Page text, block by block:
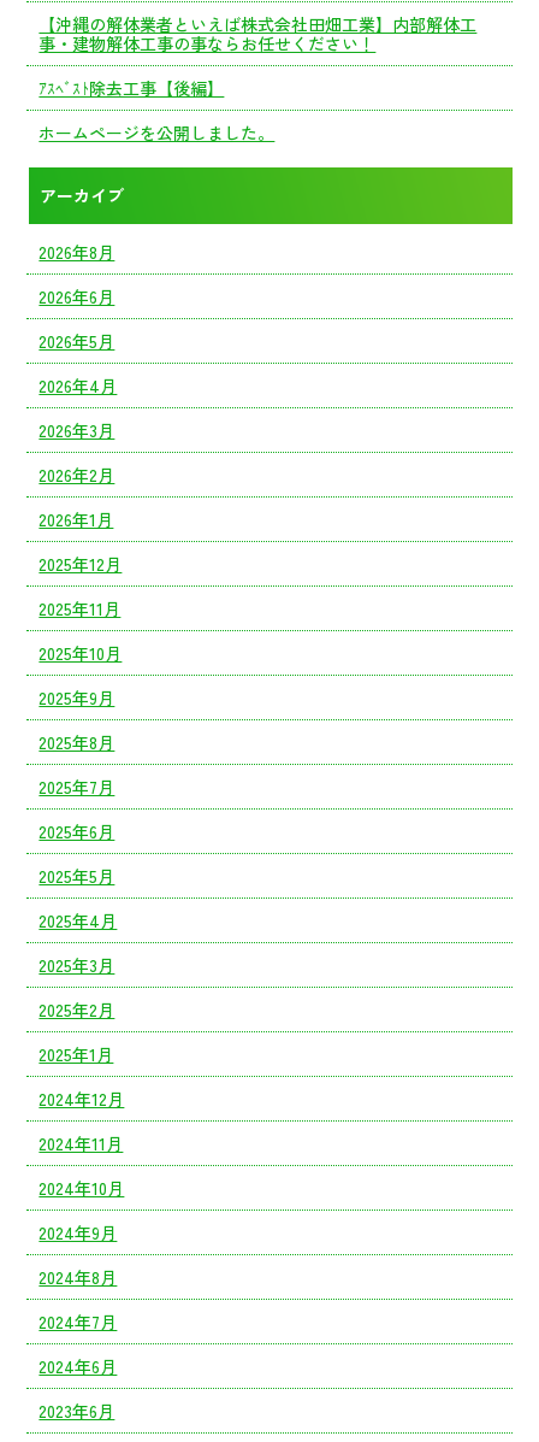
【沖縄の解体業者といえば株式会社田畑工業】内部解体工
事・建物解体工事の事ならお任せください！
ｱｽﾍﾞｽﾄ除去工事【後編】
ホームページを公開しました。
アーカイブ
2026年8月
2026年6月
2026年5月
2026年4月
2026年3月
2026年2月
2026年1月
2025年12月
2025年11月
2025年10月
2025年9月
2025年8月
2025年7月
2025年6月
2025年5月
2025年4月
2025年3月
2025年2月
2025年1月
2024年12月
2024年11月
2024年10月
2024年9月
2024年8月
2024年7月
2024年6月
2023年6月